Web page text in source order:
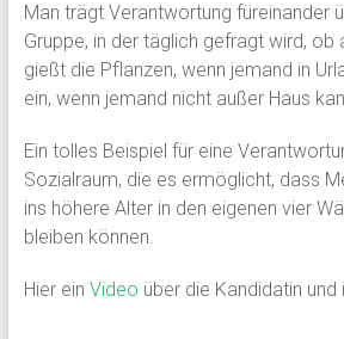
Man trägt Verantwortung füreinander
Gruppe, in der täglich gefragt wird, ob
gießt die Pflanzen, wenn jemand in
ein, wenn jemand nicht außer Haus
Ein tolles Beispiel für eine
Sozialraum, die es ermöglicht, dass
ins höhere Alter in den eigenen vier
bleiben können.
Hier ein Video über die Kandidatin und